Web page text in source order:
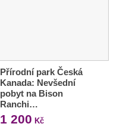
Přírodní park Česká
Kanada: Nevšední
pobyt na Bison
Ranchi…
1 200 Kč